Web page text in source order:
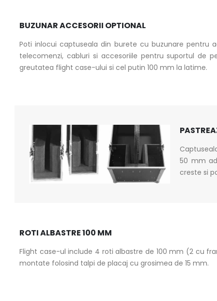
BUZUNAR ACCESORII OPTIONAL
Poti inlocui captuseala din burete cu buzunare pentru
telecomenzi, cabluri si accesoriile pentru suportul de
greutatea flight case-ului si cel putin 100 mm la latime.
50 mm
creste si
ROTI ALBASTRE 100 MM
Flight case-ul include 4 roti albastre de 100 mm (2 cu
montate folosind talpi de placaj cu grosimea de 15 mm.